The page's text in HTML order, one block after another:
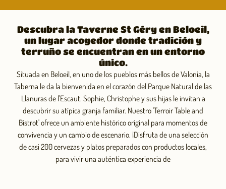
Descubra la Taverne St Géry en Beloeil,
un lugar acogedor donde tradición y
terruño se encuentran en un entorno
único.
Situada en Beloeil, en uno de los pueblos más bellos de Valonia, la
Taberna le da la bienvenida en el corazón del Parque Natural de las
Llanuras de l'Escaut. Sophie, Christophe y sus hijas le invitan a
descubrir su atípica granja familiar. Nuestro 'Terroir Table and
Bistrot' ofrece un ambiente histórico original para momentos de
convivencia y un cambio de escenario. ¡Disfruta de una selección
de casi 200 cervezas y platos preparados con productos locales,
para vivir una auténtica experiencia de